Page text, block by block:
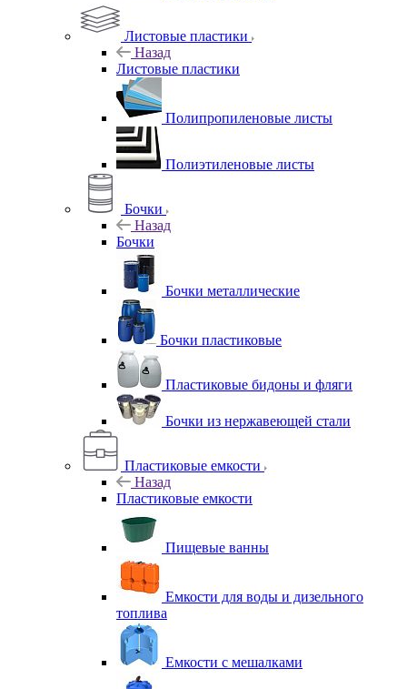
Листовые пластики
Назад
Листовые пластики
Полипропиленовые листы
Полиэтиленовые листы
Бочки
Назад
Бочки
Бочки металлические
Бочки пластиковые
Пластиковые бидоны и фляги
Бочки из нержавеющей стали
Пластиковые емкости
Назад
Пластиковые емкости
Пищевые ванны
Емкости для воды и дизельного
топлива
Емкости с мешалками